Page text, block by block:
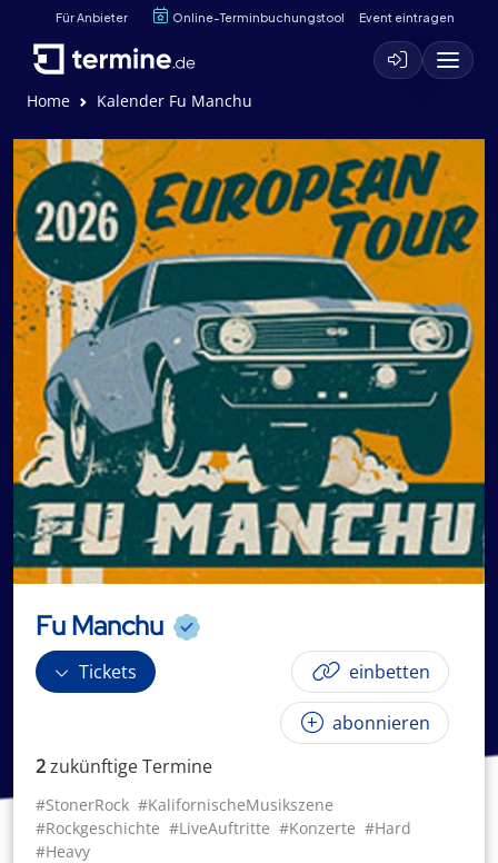
Für Anbieter Online-Terminbuchungstool Event eintragen
Home Kalender Fu Manchu
Fu Manchu
Tickets einbetten
abonnieren
2zukünftigeTermine
#StonerRock #KalifornischeMusikszene
#Rockgeschichte #LiveAuftritte #Konzerte #Hard
#Heavy